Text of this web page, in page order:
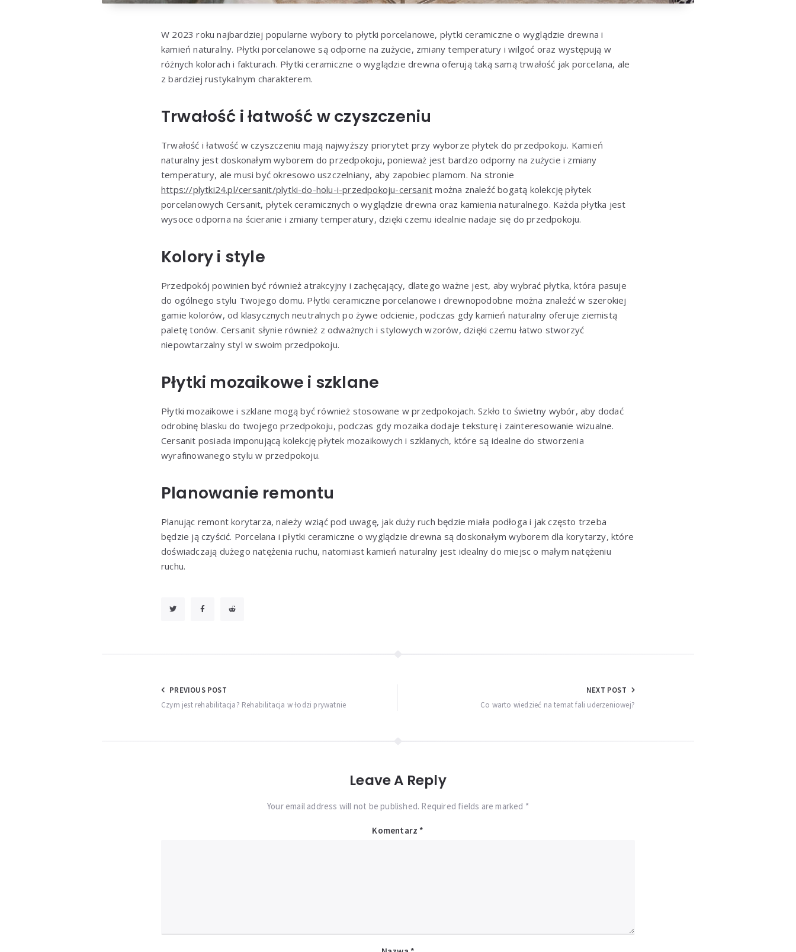
W 2023 roku najbardziej popularne wybory to płytki porcelanowe, płytki ceramiczne o wyglądzie drewna i
kamień naturalny. Płytki porcelanowe są odporne na zużycie, zmiany temperatury i wilgoć oraz występują w
różnych kolorach i fakturach. Płytki ceramiczne o wyglądzie drewna oferują taką samą trwałość jak porcelana, ale
z bardziej rustykalnym charakterem.
Trwałość i łatwość w czyszczeniu
Trwałość i łatwość w czyszczeniu mają najwyższy priorytet przy wyborze płytek do przedpokoju. Kamień
naturalny jest doskonałym wyborem do przedpokoju, ponieważ jest bardzo odporny na zużycie i zmiany
temperatury, ale musi być okresowo uszczelniany, aby zapobiec plamom. Na stronie
https://plytki24.pl/cersanit/plytki-do-holu-i-przedpokoju-cersanit można znaleźć bogatą kolekcję płytek
porcelanowych Cersanit, płytek ceramicznych o wyglądzie drewna oraz kamienia naturalnego. Każda płytka jest
wysoce odporna na ścieranie i zmiany temperatury, dzięki czemu idealnie nadaje się do przedpokoju.
Kolory i style
Przedpokój powinien być również atrakcyjny i zachęcający, dlatego ważne jest, aby wybrać płytka, która pasuje
do ogólnego stylu Twojego domu. Płytki ceramiczne porcelanowe i drewnopodobne można znaleźć w szerokiej
gamie kolorów, od klasycznych neutralnych po żywe odcienie, podczas gdy kamień naturalny oferuje ziemistą
paletę tonów. Cersanit słynie również z odważnych i stylowych wzorów, dzięki czemu łatwo stworzyć
niepowtarzalny styl w swoim przedpokoju.
Płytki mozaikowe i szklane
Płytki mozaikowe i szklane mogą być również stosowane w przedpokojach. Szkło to świetny wybór, aby dodać
odrobinę blasku do twojego przedpokoju, podczas gdy mozaika dodaje teksturę i zainteresowanie wizualne.
Cersanit posiada imponującą kolekcję płytek mozaikowych i szklanych, które są idealne do stworzenia
wyrafinowanego stylu w przedpokoju.
Planowanie remontu
Planując remont korytarza, należy wziąć pod uwagę, jak duży ruch będzie miała podłoga i jak często trzeba
będzie ją czyścić. Porcelana i płytki ceramiczne o wyglądzie drewna są doskonałym wyborem dla korytarzy, które
doświadczają dużego natężenia ruchu, natomiast kamień naturalny jest idealny do miejsc o małym natężeniu
ruchu.
Nawigacja
wpisu
PREVIOUS POST
Czym jest rehabilitacja? Rehabilitacja w łodzi prywatnie
NEXT POST
Co warto wiedzieć na temat fali uderzeniowej?
Leave A Reply
Your email address will not be published. Required fields are marked *
Komentarz *